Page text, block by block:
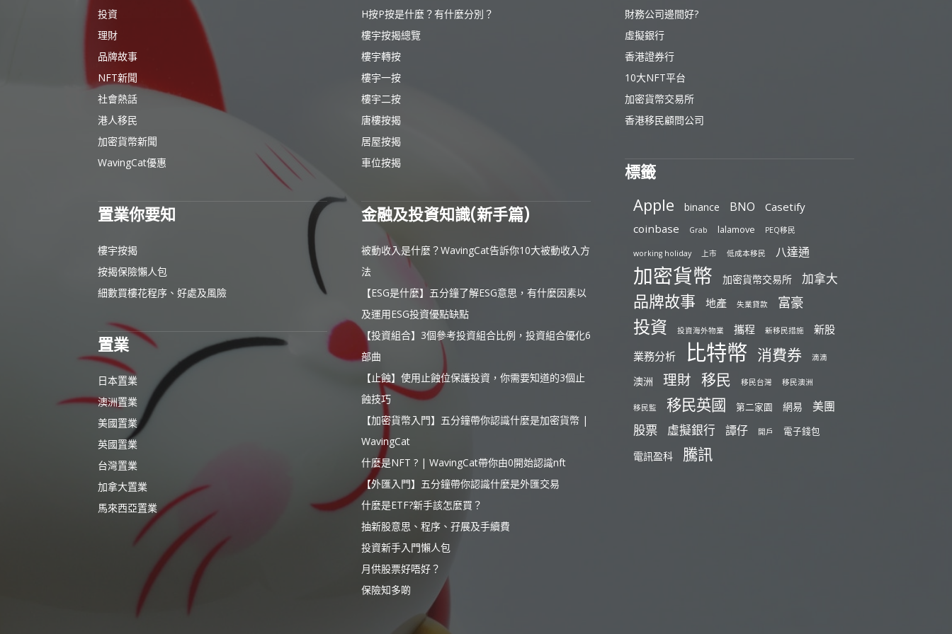
投資
理財
品牌故事
NFT新聞
社會熱話
港人移民
加密貨幣新聞
WavingCat優惠
置業你要知
樓宇按揭
按揭保險懶人包
細數買樓花程序、好處及風險
置業
日本置業
澳洲置業
美國置業
英國置業
台灣置業
加拿大置業
馬來西亞置業
H按P按是什麼？有什麼分別？
樓宇按揭總覽
樓宇轉按
樓宇一按
樓宇二按
唐樓按揭
居屋按揭
車位按揭
金融及投資知識(新手篇)
被動收入是什麼？WavingCat告訴你10大被動收入方
法
【ESG是什麼】五分鐘了解ESG意思，有什麼因素以
及運用ESG投資優點缺點
【投資組合】3個參考投資組合比例，投資組合優化6
部曲
【止蝕】使用止蝕位保護投資，你需要知道的3個止
蝕技巧
【加密貨幣入門】五分鐘帶你認識什麼是加密貨幣 |
WavingCat
什麼是NFT ? | WavingCat帶你由0開始認識nft
【外匯入門】五分鐘帶你認識什麼是外匯交易
什麼是ETF?新手該怎麼買？
抽新股意思、程序、孖展及手續費
投資新手入門懶人包
月供股票好唔好？
保險知多啲
財務公司邊間好?
虛擬銀行
香港證券行
10大NFT平台
加密貨幣交易所
香港移民顧問公司
標籤
Apple binance BNO
Casetify
coinbase
Grab lalamove PEQ移民
working holiday 上市 低成本移民 八達通
加密貨幣 加密貨幣交易所 加拿大
品牌故事 地產 失業貸款 富豪
投資 投資海外物業 攜程 新移民措施
新股
業務分析
比特幣 消費券 滴滴
澳洲 理財 移民 移民台灣 移民澳洲
移民監 移民英國 第二家園 網易 美團
股票 虛擬銀行 譚仔 開戶 電子錢包
電訊盈科 騰訊